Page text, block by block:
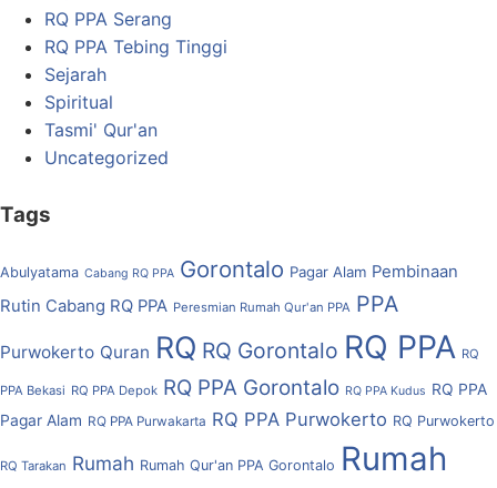
RQ PPA Serang
RQ PPA Tebing Tinggi
Sejarah
Spiritual
Tasmi' Qur'an
Uncategorized
Tags
Abulyatama Cabang RQ PPA Gorontalo Pagar Alam Pembinaan
Rutin Cabang RQ PPA Peresmian Rumah Qur'an PPA PPA
Purwokerto Quran RQ RQ Gorontalo RQ PPA RQ
PPA Bekasi RQ PPA Depok RQ PPA Gorontalo RQ PPA Kudus RQ PPA
Pagar Alam RQ PPA Purwakarta RQ PPA Purwokerto RQ Purwokerto
RQ Tarakan Rumah Rumah Qur'an PPA Gorontalo Rumah